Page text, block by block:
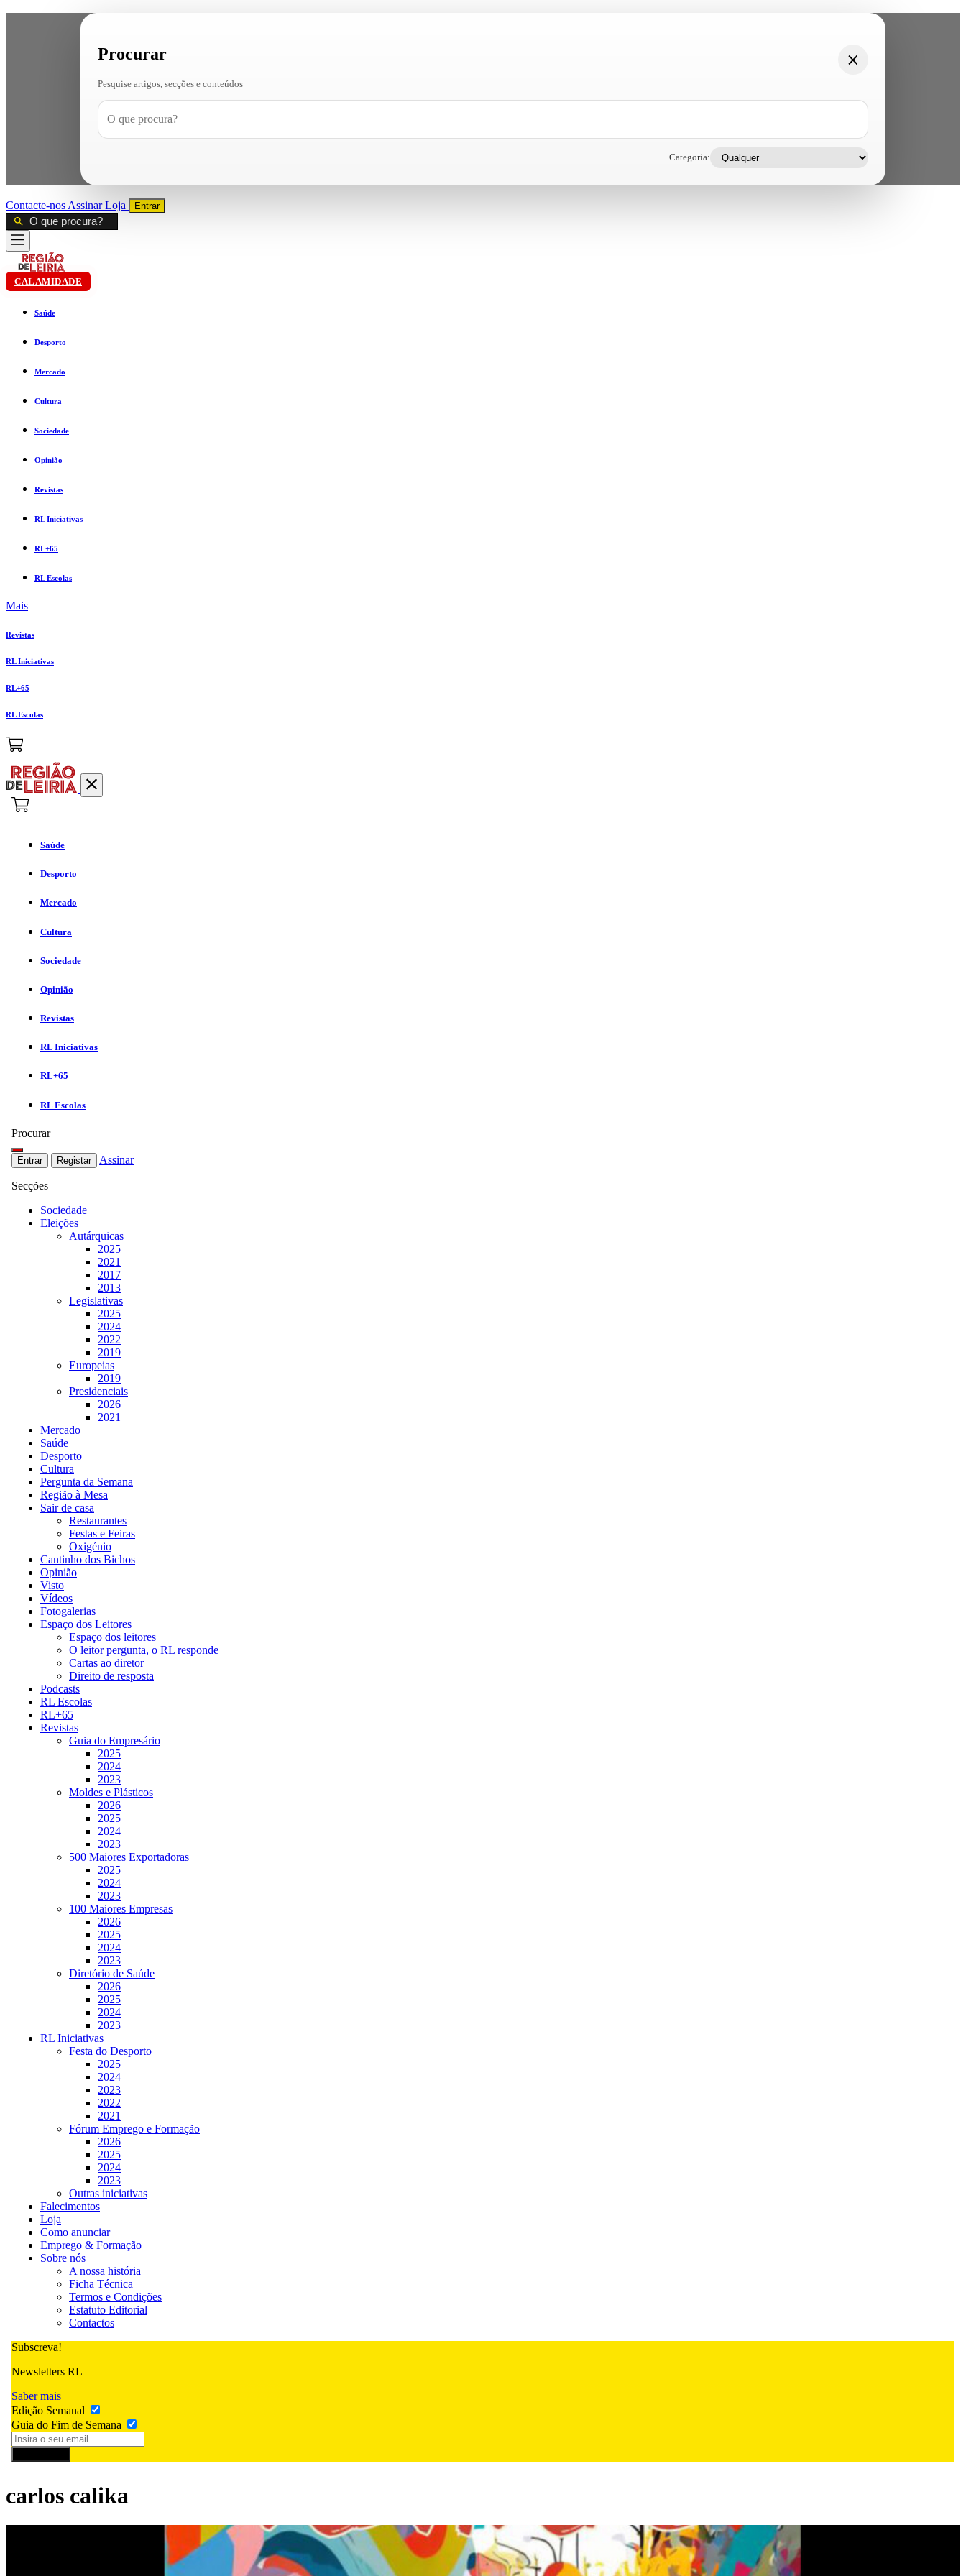
Procurar
Pesquise artigos, secções e conteúdos
Categoria:
Contacte-nos AssinarLoja Entrar
CALAMIDADE
Saúde
Desporto
Mercado
Cultura
Sociedade
Opinião
Revistas
RL Iniciativas
RL+65
RL Escolas
Mais
Revistas
RL Iniciativas
RL+65
RL Escolas
Saúde
Desporto
Mercado
Cultura
Sociedade
Opinião
Revistas
RL Iniciativas
RL+65
RL Escolas
Procurar
Entrar Registar Assinar
Secções
Sociedade
Eleições
Autárquicas
2025
2021
2017
2013
Legislativas
2025
2024
2022
2019
Europeias
2019
Presidenciais
2026
2021
Mercado
Saúde
Desporto
Cultura
Pergunta da Semana
Região à Mesa
Sair de casa
Restaurantes
Festas e Feiras
Oxigénio
Cantinho dos Bichos
Opinião
Visto
Vídeos
Fotogalerias
Espaço dos Leitores
Espaço dos leitores
O leitor pergunta, o RL responde
Cartas ao diretor
Direito de resposta
Podcasts
RL Escolas
RL+65
Revistas
Guia do Empresário
2025
2024
2023
Moldes e Plásticos
2026
2025
2024
2023
500 Maiores Exportadoras
2025
2024
2023
100 Maiores Empresas
2026
2025
2024
2023
Diretório de Saúde
2026
2025
2024
2023
RL Iniciativas
Festa do Desporto
2025
2024
2023
2022
2021
Fórum Emprego e Formação
2026
2025
2024
2023
Outras iniciativas
Falecimentos
Loja
Como anunciar
Emprego & Formação
Sobre nós
A nossa história
Ficha Técnica
Termos e Condições
Estatuto Editorial
Contactos
Subscreva!
Newsletters RL
Saber mais
Edição Semanal
Guia do Fim de Semana
carlos calika